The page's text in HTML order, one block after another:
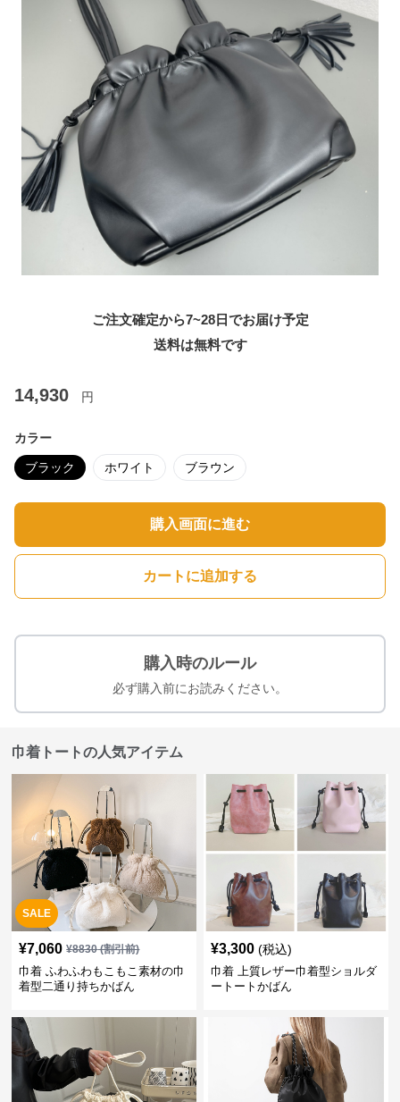
ご注文確定から7~28日でお届け予定
送料は無料です
14,930 円
カラー
ブラック ホワイト ブラウン
購入画面に進む
カートに追加する
購入時のルール
必ず購入前にお読みください。
巾着トートの人気アイテム
SALE
¥7,060 ¥8830(割引前)
巾着 ふわふわもこもこ素材の巾
着型二通り持ちかばん
¥3,300 (税込)
巾着 上質レザー巾着型ショルダ
ートートかばん